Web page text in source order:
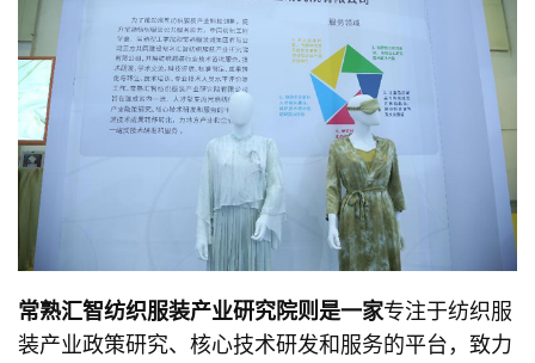
常熟汇智纺织服装产业研究院则是一家专注于纺织服
装产业政策研究、核心技术研发和服务的平台，致力